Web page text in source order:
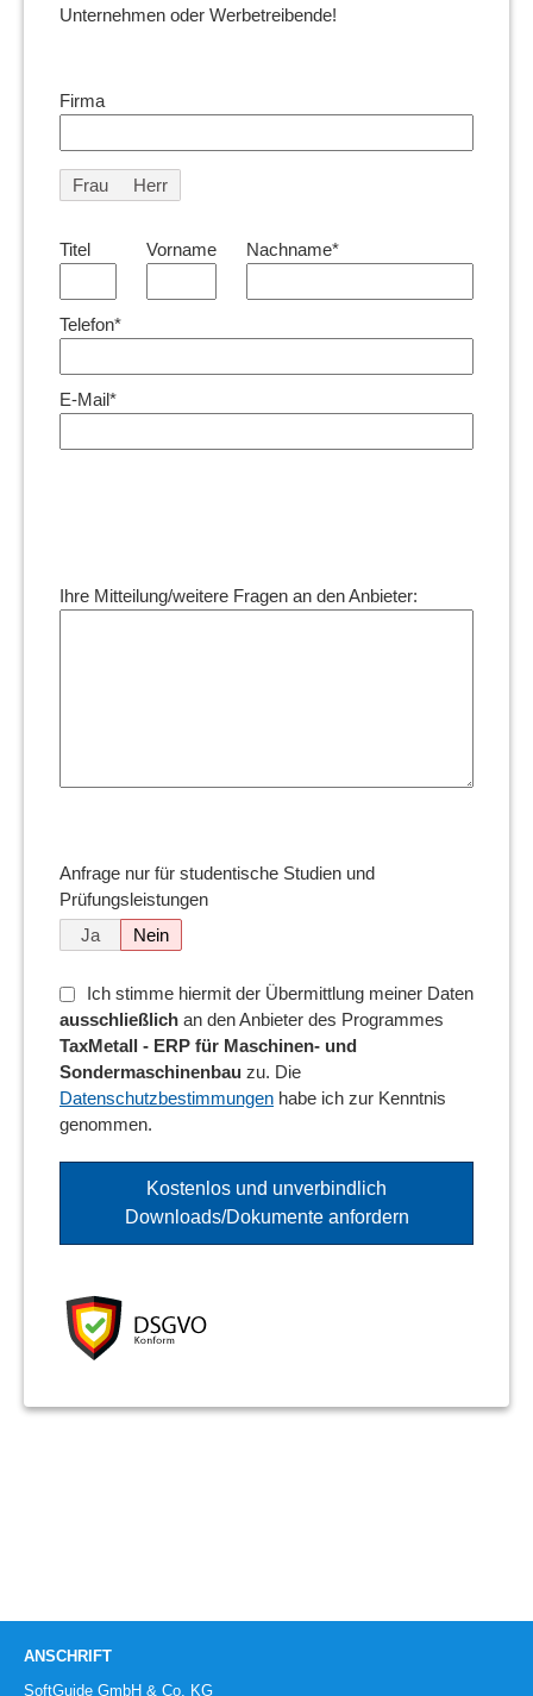
Unternehmen oder Werbetreibende!
Firma
Frau Herr
Titel Vorname Nachname*
Telefon*
E-Mail*
Ihre Mitteilung/weitere Fragen an den Anbieter:
Anfrage nur für studentische Studien und
Prüfungsleistungen
Ja
Nein
Ich stimme hiermit der Übermittlung meiner Daten
ausschließlich an den Anbieter des Programmes
TaxMetall - ERP für Maschinen- und
Sondermaschinenbau zu. Die
Datenschutzbestimmungen habe ich zur Kenntnis
genommen.
ANSCHRIFT
SoftGuide GmbH & Co. KG